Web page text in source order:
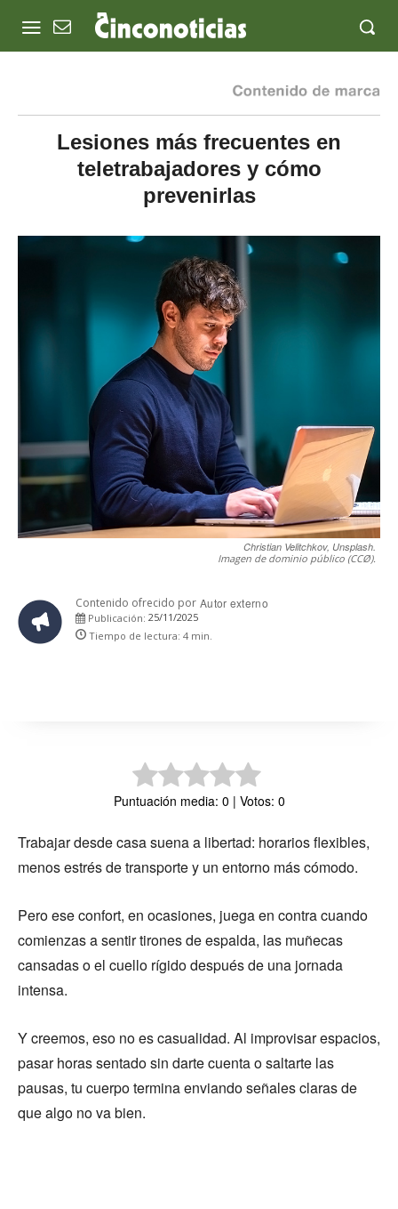
Lesiones más frecuentes en
teletrabajadores y cómo
prevenirlas
Christian Velitchkov, Unsplash.
Imagen de dominio público (CCØ).
Contenido ofrecido por Autor externo
Publicación: 25/11/2025
Tiempo de lectura: 4 min.
Puntuación media: 0 | Votos: 0
Trabajar desde casa suena a libertad: horarios flexibles,
menos estrés de transporte y un entorno más cómodo.
Pero ese confort, en ocasiones, juega en contra cuando
comienzas a sentir tirones de espalda, las muñecas
cansadas o el cuello rígido después de una jornada
intensa.
Y creemos, eso no es casualidad. Al improvisar espacios,
pasar horas sentado sin darte cuenta o saltarte las
pausas, tu cuerpo termina enviando señales claras de
que algo no va bien.